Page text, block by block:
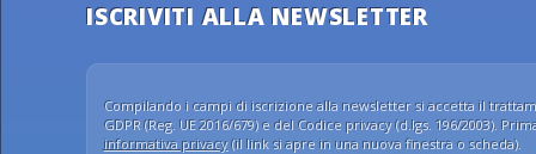
ISCRIVITI ALLA NEWSLETTER
Compilando i campi di iscrizione alla newsletter si accetta il
GDPR (Reg. UE 2016/679) e del Codice privacy (d.lgs. 196/2003).
informativa privacy(il link si apre in una nuova finestra o scheda).